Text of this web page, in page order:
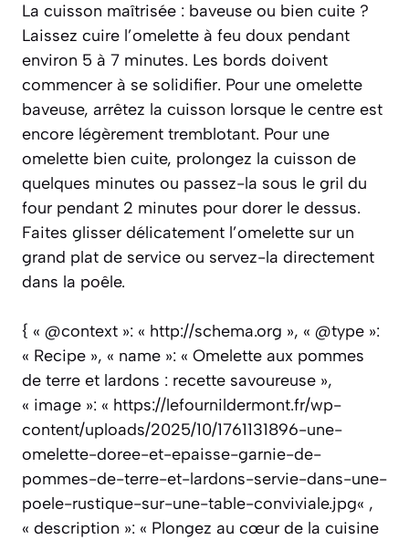
La cuisson maîtrisée : baveuse ou bien cuite ?
Laissez cuire l’omelette à feu doux pendant
environ 5 à 7 minutes. Les bords doivent
commencer à se solidifier. Pour une omelette
baveuse, arrêtez la cuisson lorsque le centre est
encore légèrement tremblotant. Pour une
omelette bien cuite, prolongez la cuisson de
quelques minutes ou passez-la sous le gril du
four pendant 2 minutes pour dorer le dessus.
Faites glisser délicatement l’omelette sur un
grand plat de service ou servez-la directement
dans la poêle.
{ « @context »: « http://schema.org », « @type »:
« Recipe », « name »: « Omelette aux pommes
de terre et lardons : recette savoureuse »,
« image »: « https://lefournildermont.fr/wp-
content/uploads/2025/10/1761131896-une-
omelette-doree-et-epaisse-garnie-de-
pommes-de-terre-et-lardons-servie-dans-une-
poele-rustique-sur-une-table-conviviale.jpg« ,
« description »: « Plongez au cœur de la cuisine